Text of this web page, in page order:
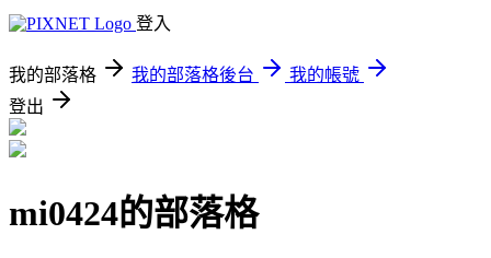
登入
我的部落格 我的部落格後台
我的帳號
登出
mi0424的部落格